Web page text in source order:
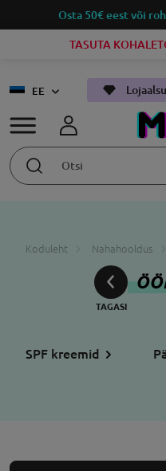
Osta 50€ eest või
TASUTA
EE
Koduleht Nahahooldus
SPF kreemid